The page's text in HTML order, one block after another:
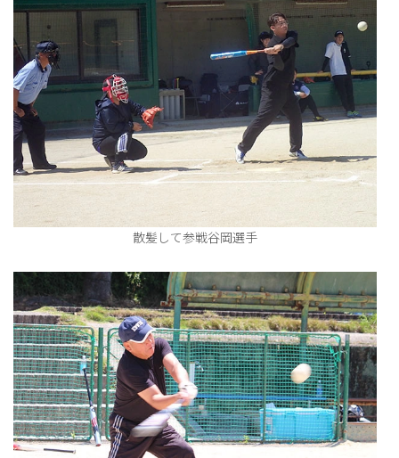
散髪して参戦谷岡選手